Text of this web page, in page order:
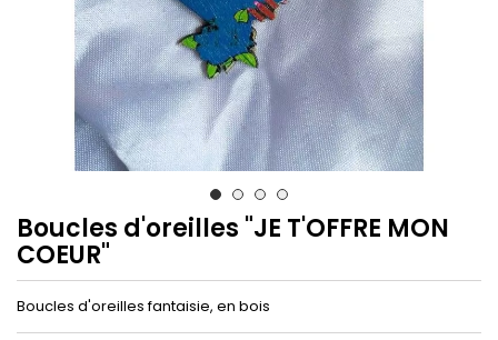
Boucles d'oreilles "JE T'OFFRE MON
COEUR"
Boucles d'oreilles fantaisie, en bois